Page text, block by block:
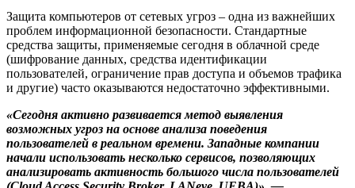
Защита компьютеров от сетевых угроз – одна из важнейших
проблем информационной безопасности. Стандартные
средства защиты, применяемые сегодня в облачной среде
(шифрование данных, средства идентификации
пользователей, ограничение прав доступа и объемов трафика
и другие) часто оказываются недостаточно эффективными.
«Сегодня активно развивается метод выявления
возможных угроз на основе анализа поведения
пользователей в реальном времени. Западные компании
начали использовать несколько сервисов, позволяющих
анализировать активность большого числа пользователей